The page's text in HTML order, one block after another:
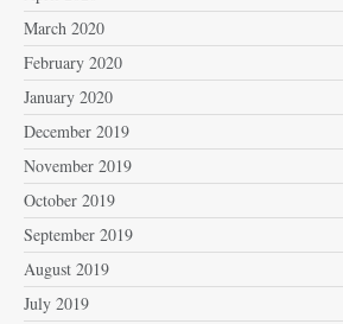
March 2020
February 2020
January 2020
December 2019
November 2019
October 2019
September 2019
August 2019
July 2019